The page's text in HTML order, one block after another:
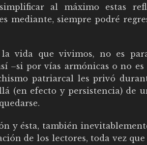
al máximo estas
mediante, siempre podré
vida que vivimos, no es
–si por vías armónicas o no
patriarcal les privó
(en efecto y persistencia) de
y ésta, también
de los lectores, toda vez